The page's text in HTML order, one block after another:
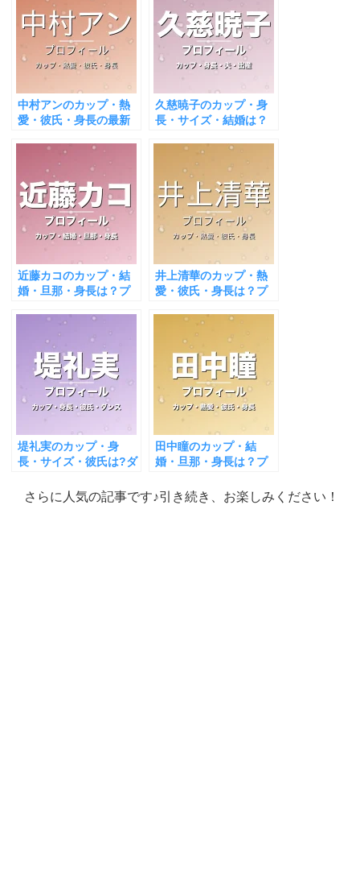
中村アンのカップ・熱
愛・彼氏・身長の最新
久慈暁子のカップ・身
長・サイズ・結婚は？
近藤カコのカップ・結
婚・旦那・身長は？プ
井上清華のカップ・熱
愛・彼氏・身長は？プ
堤礼実のカップ・身
長・サイズ・彼氏は?ダ
田中瞳のカップ・結
婚・旦那・身長は？プ
とめ
さらに人気の記事です♪引き続き、お楽しみください！